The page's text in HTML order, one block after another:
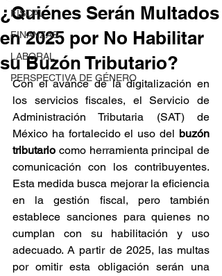
FISCAL
FINANZAS
LABORAL
PERSPECTIVA DE GÉNERO
¿Quiénes Serán Multados
en 2025 por No Habilitar
su Buzón Tributario?
Con el avance de la digitalización en
los servicios fiscales, el Servicio de
Administración Tributaria (SAT) de
México ha fortalecido el uso del buzón
tributario como herramienta principal de
comunicación con los contribuyentes.
Esta medida busca mejorar la eficiencia
en la gestión fiscal, pero también
establece sanciones para quienes no
cumplan con su habilitación y uso
adecuado. A partir de 2025, las multas
por omitir esta obligación serán una